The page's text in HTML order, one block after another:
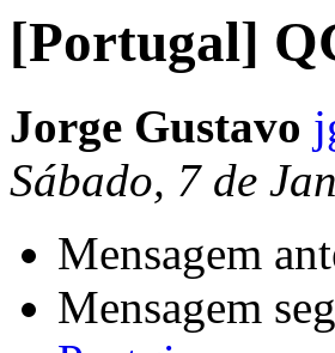
[Portugal]
Jorge Gustavo
Sábado, 7 de
Mensagem
Mensagem